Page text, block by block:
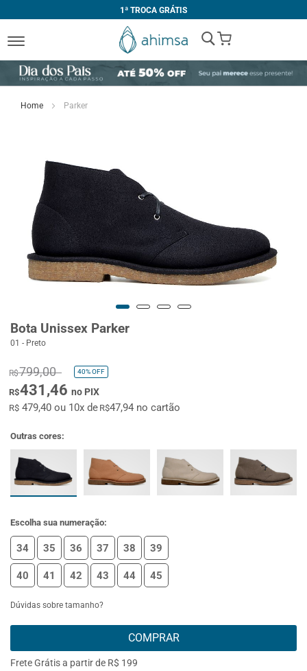
1ª TROCA GRÁTIS
My Cart
Home Parker
Bota Unissex Parker
01 - Preto
R$799,00 40%OFF
R$431,46 no PIX
R$ 479,40 ou 10x deR$47,94 no cartão
Outras cores:
Escolha sua numeração:
34 35 36 37 38 39
40 41 42 43 44 45
Dúvidas sobre tamanho?
COMPRAR
Frete Grátis a partir de R$ 199